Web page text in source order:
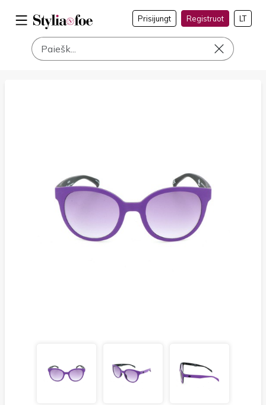
Prisijungt Registruot LT